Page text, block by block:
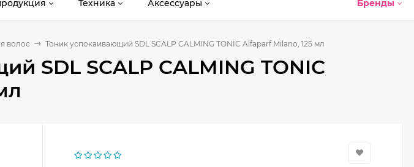
Бренды
Техника Аксессуары
волос Тоник успокаивающий SDL SCALP CALMING TONIC Alfaparf Milano, 125 мл
SDL SCALP CALMING TONIC